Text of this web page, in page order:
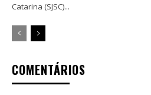
Catarina (SJSC)...
COMENTÁRIOS